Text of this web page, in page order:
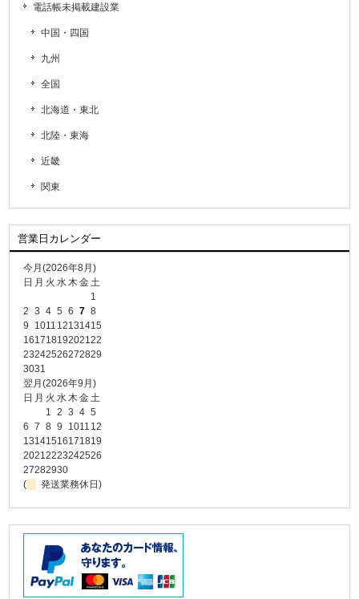
電話帳未掲載建設業
中国・四国
九州
全国
北海道・東北
北陸・東海
近畿
関東
営業日カレンダー
今月(2026年8月)
日 月 火 水木金土
1
2 3 4 5 6 7 8
9
1011 12131415
16171819202122
23242526272829
3031
翌月(2026年9月)
日 月 火 水木金土
1 2 3 4 5
6 7 8 9 1011 12
13141516171819
20212223242526
27282930
(
発送業務休日)